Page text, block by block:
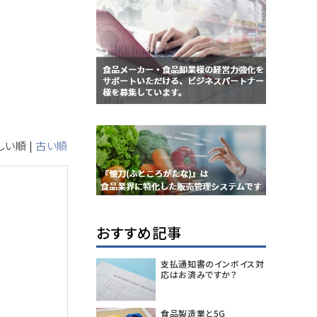
い順 | 古い順
おすすめ記事
支払通知書のインボイス対
応はお済みですか？
食品製造業と5G